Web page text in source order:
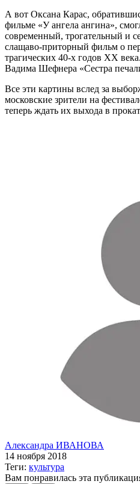
А вот Оксана Карас,
фильме «У ангела ангина»,
современный, трогательный и
слащаво-приторный фильм о
трагических 40-х годов XX
Вадима Шефнера «Сестра
Все эти картины вслед за
московские зрители на
теперь ждать их выхода в
Александра ИВАНОВА
14 ноября 2018
Теги: культура
Вам понравилась эта